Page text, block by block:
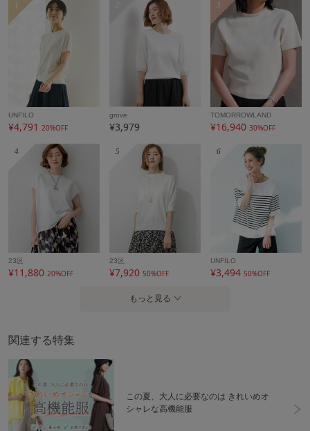
1
UNFILO
¥4,791 20%OFF
grove
¥3,979
3
TOMORROWLAND
¥16,94030%OFF
4
23区
¥11,880 20%OFF
5
23区
¥7,92050%OFF
6
UNFILO
¥3,49450%OFF
もっと見る
関連する特集
この夏、大人に必要なのは きれいめオ
シャレな高機能服